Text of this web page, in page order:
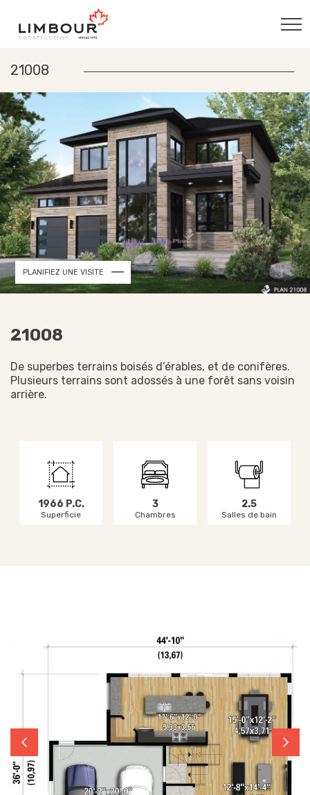
21008
PLANIFIEZ UNE VISITE
21008
De superbes terrains boisés d’érables, et de conifères.
Plusieurs terrains sont adossés à une forêt sans voisin
arrière.
1966 P.C.
Superficie
3
Chambres
2.5
Salles de bain